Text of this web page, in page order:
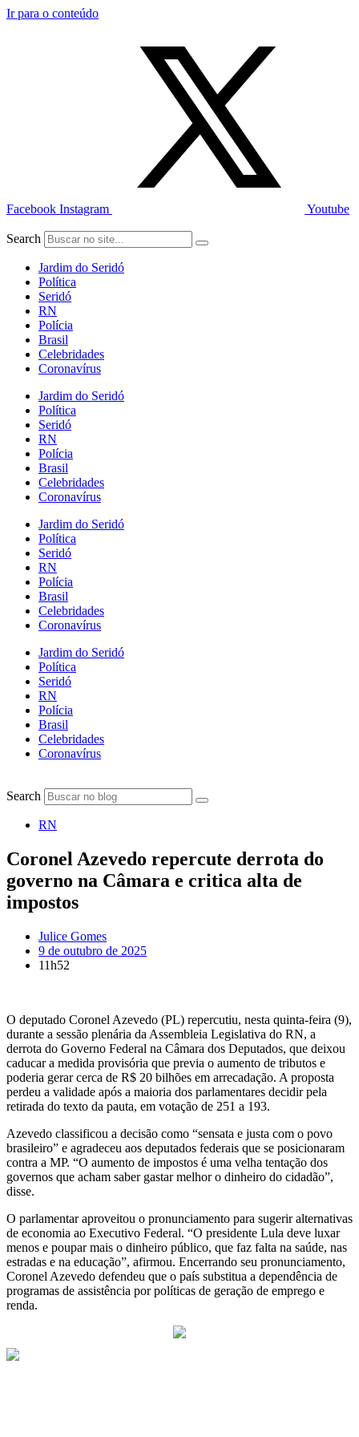
Ir para o conteúdo
Facebook Instagram Youtube
Search
Jardim do Seridó
Política
Seridó
RN
Polícia
Brasil
Celebridades
Coronavírus
Jardim do Seridó
Política
Seridó
RN
Polícia
Brasil
Celebridades
Coronavírus
Jardim do Seridó
Política
Seridó
RN
Polícia
Brasil
Celebridades
Coronavírus
Jardim do Seridó
Política
Seridó
RN
Polícia
Brasil
Celebridades
Coronavírus
Search
RN
Coronel Azevedo repercute derrota do
governo na Câmara e critica alta de
impostos
Julice Gomes
9 de outubro de 2025
11h52
O deputado Coronel Azevedo (PL) repercutiu, nesta quinta-feira (9),
durante a sessão plenária da Assembleia Legislativa do RN, a
derrota do Governo Federal na Câmara dos Deputados, que deixou
caducar a medida provisória que previa o aumento de tributos e
poderia gerar cerca de R$ 20 bilhões em arrecadação. A proposta
perdeu a validade após a maioria dos parlamentares decidir pela
retirada do texto da pauta, em votação de 251 a 193.
Azevedo classificou a decisão como “sensata e justa com o povo
brasileiro” e agradeceu aos deputados federais que se posicionaram
contra a MP. “O aumento de impostos é uma velha tentação dos
governos que acham saber gastar melhor o dinheiro do cidadão”,
disse.
O parlamentar aproveitou o pronunciamento para sugerir alternativas
de economia ao Executivo Federal. “O presidente Lula deve luxar
menos e poupar mais o dinheiro público, que faz falta na saúde, nas
estradas e na educação”, afirmou. Encerrando seu pronunciamento,
Coronel Azevedo defendeu que o país substitua a dependência de
programas de assistência por políticas de geração de emprego e
renda.